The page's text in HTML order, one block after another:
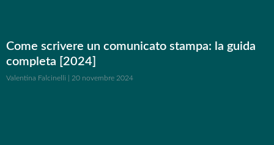
Come scrivere un comunicato stampa: la guida
completa [2024]
Valentina Falcinelli 20 novembre 2024